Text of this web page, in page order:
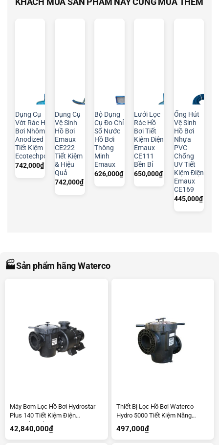
Dụng Cụ
Vớt Rác Hồ
Bơi Nhôm
Anodized
Tiết Kiệm
Ecotechpool
742,000₫
Dụng Cụ
Vệ Sinh
Hồ Bơi
Emaux
CE222
Tiết Kiệm
& Hiệu
Quả
742,000₫
Bộ Dụng
Cụ Đo Chỉ
Số Nước
Hồ Bơi
Thông
Minh
Emaux
626,000₫
Lưới Lọc
Rác Hồ
Bơi Tiết
Kiệm Điện
Emaux
CE111
Bền Bỉ
650,000₫
Ống Hút
Vệ Sinh
Hồ Bơi
Nhựa
PVC
Chống
UV Tiết
Kiệm Điện
Emaux
CE169
445,000₫
🏭Sản phẩm hãng Waterco
Máy Bơm Lọc Hồ Bơi Hydrostar
Plus 140 Tiết Kiệm Điện
Ecotechpool
42,840,000₫
Thiết Bị Lọc Hồ Bơi Waterco
Hydro 5000 Tiết Kiệm Năng
Lượng
497,000₫